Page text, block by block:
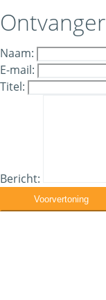
Ontvanger
Naam:
E-mail:
Titel:
Bericht:
Voorvertoning